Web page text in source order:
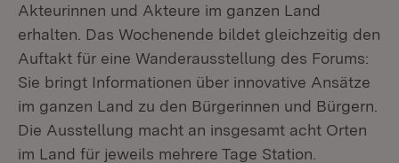
Akteurinnen und Akteure im ganzen Land
erhalten. Das Wochenende bildet gleichzeitig den
Auftakt für eine Wanderausstellung des Forums:
Sie bringt Informationen über innovative Ansätze
im ganzen Land zu den Bürgerinnen und Bürgern.
Die Ausstellung macht an insgesamt acht Orten
im Land für jeweils mehrere Tage Station.